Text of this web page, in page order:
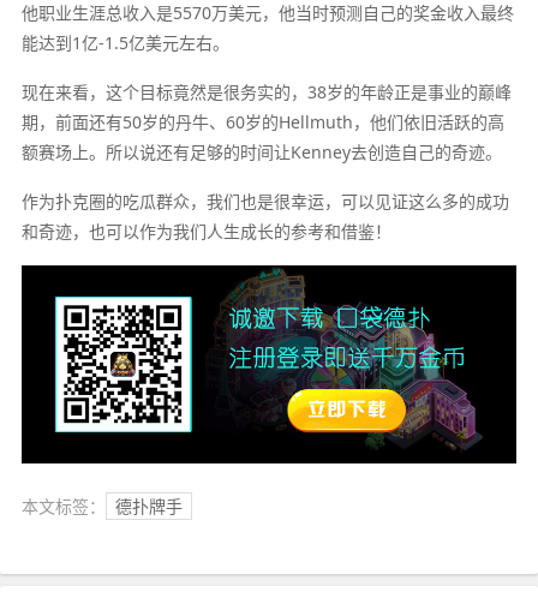
他职业生涯总收入是5570万美元，他当时预测自己的奖金收入最终
能达到1亿-1.5亿美元左右。
现在来看，这个目标竟然是很务实的，38岁的年龄正是事业的巅峰
期，前面还有50岁的丹牛、60岁的Hellmuth，他们依旧活跃的高
额赛场上。所以说还有足够的时间让Kenney去创造自己的奇迹。
作为扑克圈的吃瓜群众，我们也是很幸运，可以见证这么多的成功
和奇迹，也可以作为我们人生成长的参考和借鉴！
本文标签： 德扑牌手